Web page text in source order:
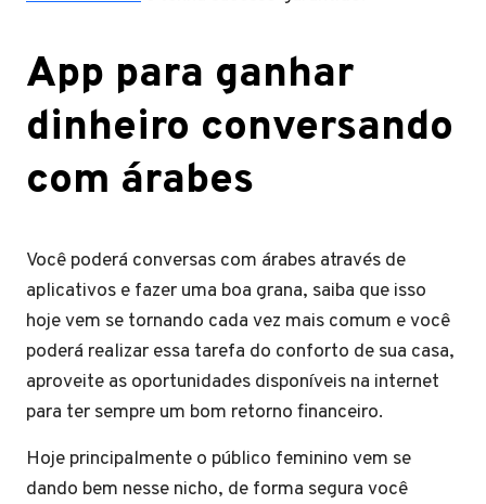
App para ganhar
dinheiro conversando
com árabes
Você poderá conversas com árabes através de
aplicativos e fazer uma boa grana, saiba que isso
hoje vem se tornando cada vez mais comum e você
poderá realizar essa tarefa do conforto de sua casa,
aproveite as oportunidades disponíveis na internet
para ter sempre um bom retorno financeiro.
Hoje principalmente o público feminino vem se
dando bem nesse nicho, de forma segura você